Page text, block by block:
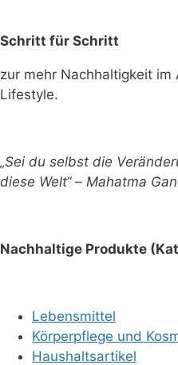
Schritt für Schritt
zur mehr Nachhaltigkeit
Lifestyle.
„Sei du selbst die
diese Welt“ – Mahatma
Nachhaltige Produkte
Lebensmittel
Körperpflege und
Haushaltsartikel